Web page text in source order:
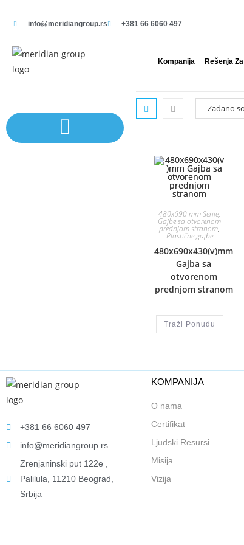
info@meridiangroup.rs +381 66 6060 497
Kompanija Rešenja
480x690 mm Serije,
Gajbe sa otvorenom
prednjom stranom,
Plastične gajbe
480x690x430(v)mm
Gajba sa
otvorenom
prednjom stranom
Traži Ponudu
+381 66 6060 497
info@meridiangroup.rs
Zrenjaninski put 122e ,
Palilula, 11210 Beograd,
Srbija
KOMPANIJA
O nama
Certifikat
Ljudski Resursi
Misija
Vizija